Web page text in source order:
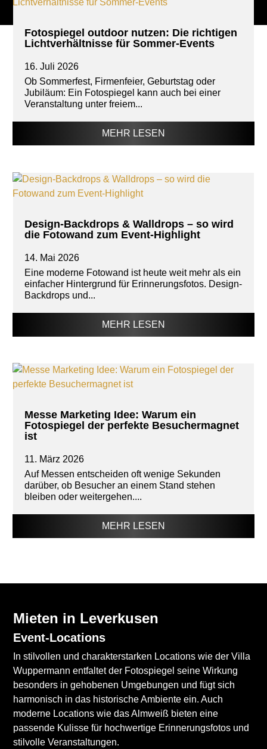
Fotospiegel outdoor nutzen: Die richtigen
Lichtverhältnisse für Sommer-Events
16. Juli 2026
Ob Sommerfest, Firmenfeier, Geburtstag oder
Jubiläum: Ein Fotospiegel kann auch bei einer
Veranstaltung unter freiem...
MEHR LESEN
Design-Backdrops & Walldrops – so wird
die Fotowand zum Event-Highlight
14. Mai 2026
Eine moderne Fotowand ist heute weit mehr als ein
einfacher Hintergrund für Erinnerungsfotos. Design-
Backdrops und...
MEHR LESEN
Messe Marketing Idee: Warum ein
Fotospiegel der perfekte Besuchermagnet
ist
11. März 2026
Auf Messen entscheiden oft wenige Sekunden
darüber, ob Besucher an einem Stand stehen
bleiben oder weitergehen....
MEHR LESEN
Mieten in Leverkusen
Event-Locations
In stilvollen und charakterstarken Locations wie der Villa
Wuppermann entfaltet der Fotospiegel seine Wirkung
besonders in gehobenen Umgebungen und fügt sich
harmonisch in das historische Ambiente ein. Auch
moderne Locations wie das Almweiß bieten eine
passende Kulisse für hochwertige Erinnerungsfotos und
stilvolle Veranstaltungen.